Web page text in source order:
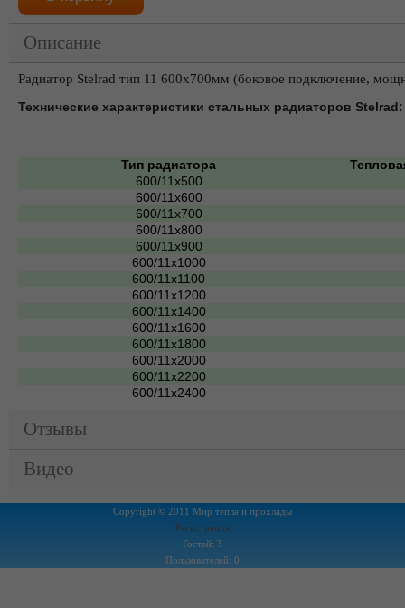
Описание
Радиатор Stelrad тип 11 600х700мм (боковое подключение,
Технические характеристики стальных радиаторов Stelrad:
Тип радиатора
600/11х500
600/11х600
600/11х700
600/11х800
600/11х900
600/11х1000
600/11х1100
600/11х1200
600/11х1400
600/11х1600
600/11х1800
600/11х2000
600/11х2200
600/11х2400
Отзывы
Видео
Copyright © 2011 Мир тепла и прохлады
Регистрация
Гостей: 3
Пользователей: 0